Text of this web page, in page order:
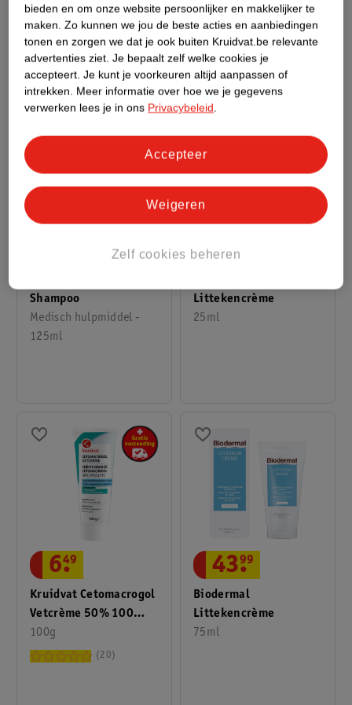
7 stuks
Multisize Oordoppen
3 paar
Shampoo
Medisch hulpmiddel -
125ml
Littekencrème
25ml
21
Kruidvat Cetomacrogol
Vetcrème 50% 100
Gram
100g
6.
49
20
Biodermal
Littekencrème
75ml
43.
99
bieden en om onze website persoonlijker en makkelijker te
maken. Zo kunnen we jou de beste acties en aanbiedingen
tonen en zorgen we dat je ook buiten Kruidvat.be relevante
advertenties ziet. Je bepaalt zelf welke cookies je
accepteert. Je kunt je voorkeuren altijd aanpassen of
intrekken. Meer informatie over hoe we je gegevens
verwerken lees je in ons Privacybeleid.
Zelf cookies beheren
Weigeren
Accepteer